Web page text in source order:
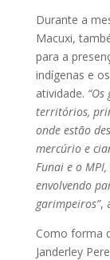
Durante a
Macuxi,
para a
indígenas e
atividade.
territórios,
onde estão
mercúrio e
Funai e o
envolvendo
garimpeiros”,
Como forma
Janderley